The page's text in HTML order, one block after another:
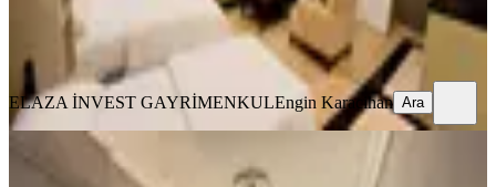
ELAZA İNVEST GAYRİMENKULEngin Karacihan
Ara
ELAZA İNVEST GAYRİMENKULEngin Karacihan Ara
MANZARALI
Tarihi Yarımada'da Deniz Manzaralı,